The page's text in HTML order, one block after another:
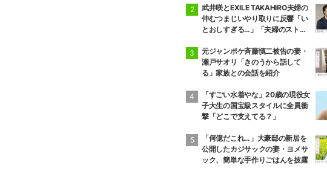
の反響
武井咲とEXILE TAKAHIRO夫婦の
仲むつまじいやり取りに反響「い
とおしすぎる…」「夫婦のストー
元ジャンポケ斉藤慎二被告の妻・
瀬戸サオリ「きのうから話して
る」家族との会話を紹介
「すごい水着やな」20歳の現役女
子大生の国宝級スタイルに全員衝
撃「どこで支えてる？」
「何億だこれ…」大豪邸の新居を
公開したカジサックの妻・ヨメサ
ック、簡単な手作りごはんを披露